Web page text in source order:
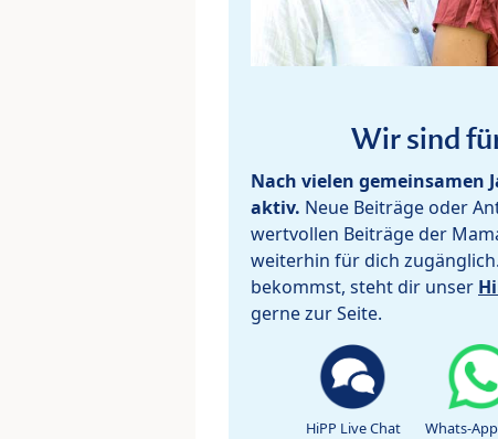
Wir sind
Nach vielen gemeinsamen
aktiv. Neue Beiträge oder
wertvollen Beiträge der
weiterhin für dich
bekommst, steht dir unser
gerne zur Seite.
HiPP Live Chat Whats-